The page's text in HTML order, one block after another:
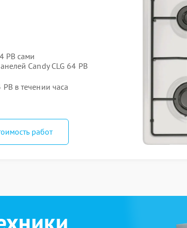
PB сами
Candy CLG 64 PB
в течении часа
работ